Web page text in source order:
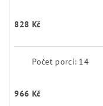
828 Kč
Počet porcí: 14
966 Kč